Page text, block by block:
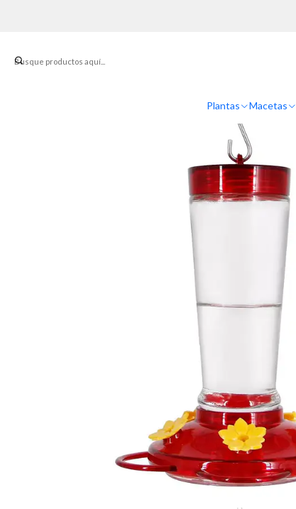
Plantas Macetas